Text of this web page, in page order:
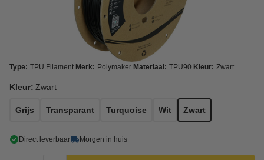
Type: TPU Filament Merk: Polymaker Materiaal: TPU90 Kleur: Zwart
Kleur: Zwart
Grijs Transparant Turquoise Wit Zwart
Direct leverbaar Morgen in huis